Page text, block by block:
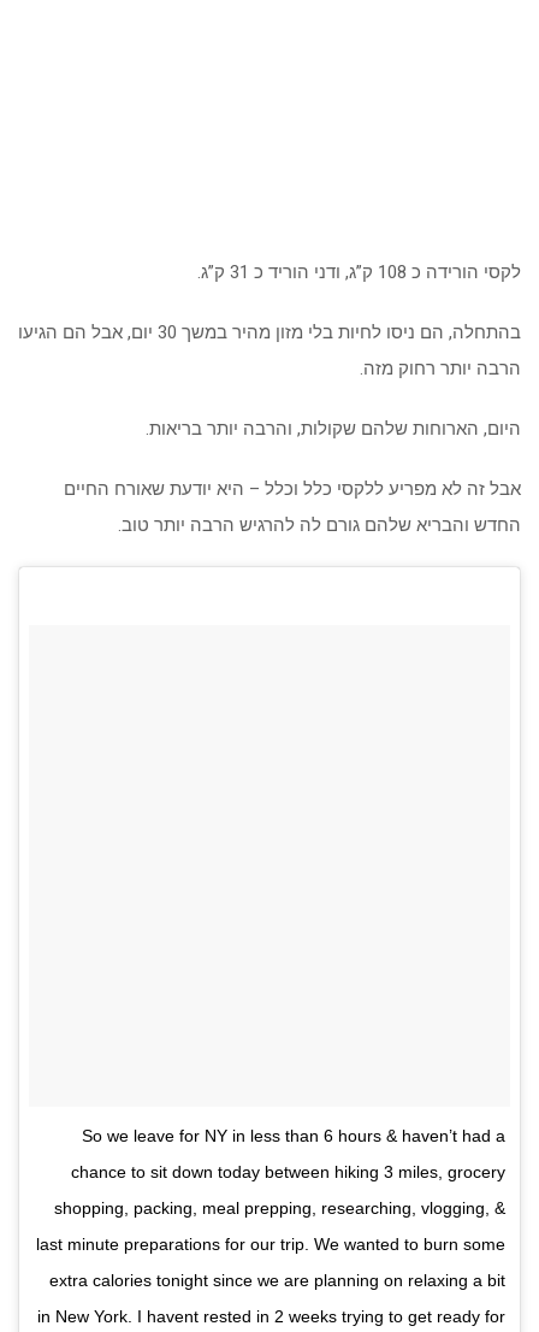
לקסי הורידה כ 108 ק”ג, ודני הוריד כ 31 ק”ג.
בהתחלה, הם ניסו לחיות בלי מזון מהיר במשך 30 יום, אבל הם הגיעו
הרבה יותר רחוק מזה.
היום, הארוחות שלהם שקולות, והרבה יותר בריאות.
אבל זה לא מפריע ללקסי כלל וכלל – היא יודעת שאורח החיים
החדש והבריא שלהם גורם לה להרגיש הרבה יותר טוב.
So we leave for NY in less than 6 hours & haven’t had a
chance to sit down today between hiking 3 miles, grocery
shopping, packing, meal prepping, researching, vlogging, &
last minute preparations for our trip. We wanted to burn some
extra calories tonight since we are planning on relaxing a bit
in New York. I havent rested in 2 weeks trying to get ready for